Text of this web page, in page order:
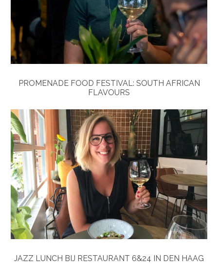
PROMENADE FOOD FESTIVAL: SOUTH AFRICAN
FLAVOURS
JAZZ LUNCH BIJ RESTAURANT 6&24 IN DEN HAAG